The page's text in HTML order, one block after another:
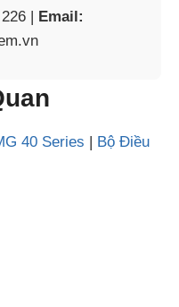
| Email:
40 Series | Bộ Điều